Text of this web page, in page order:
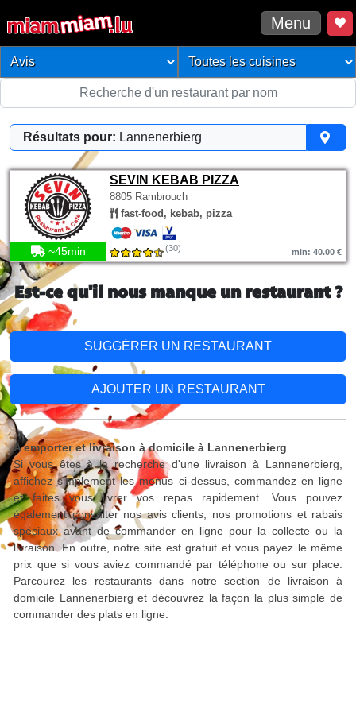
Menu
Résultats pour: Lannenerbierg
SEVIN KEBAB PIZZA
8805 Rambrouch
fast-food, kebab, pizza
~45min (30) min: 40.00 €
Est-ce qu'il nous manque un restaurant ?
SUGGÉRER UN RESTAURANT
AJOUTER UN RESTAURANT
A emporter et livraison à domicile à Lannenerbierg
Si vous êtes à la recherche d'une livraison à Lannenerbierg,
affichez simplement les menus ci-dessus, commandez en ligne
et faites vous livrer vos repas rapidement. Vous pouvez
également consulter nos avis clients, nos promotions et rabais
spéciaux avant de commander en ligne pour la collecte ou la
livraison. En outre, notre site est gratuit et vous payez le même
prix que si vous aviez commandé par téléphone ou sur place.
Parcourez les restaurants dans notre section de livraison à
domicile Lannenerbierg et découvrez la façon la plus simple de
commander des plats en ligne.